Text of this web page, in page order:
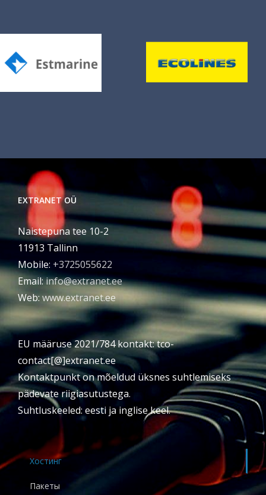
EXTRANET OÜ
Naistepuna tee 10-2
11913 Tallinn
Mobile: +3725055622
Email:info@extranet.ee
Web: www.extranet.ee
EU määruse 2021/784 kontakt: tco-
contact[@]extranet.ee
Kontaktpunkt on mõeldud üksnes suhtlemiseks
pädevate riigiasutustega.
Suhtluskeeled: eesti ja inglise keel.
Хостинг
Пакеты